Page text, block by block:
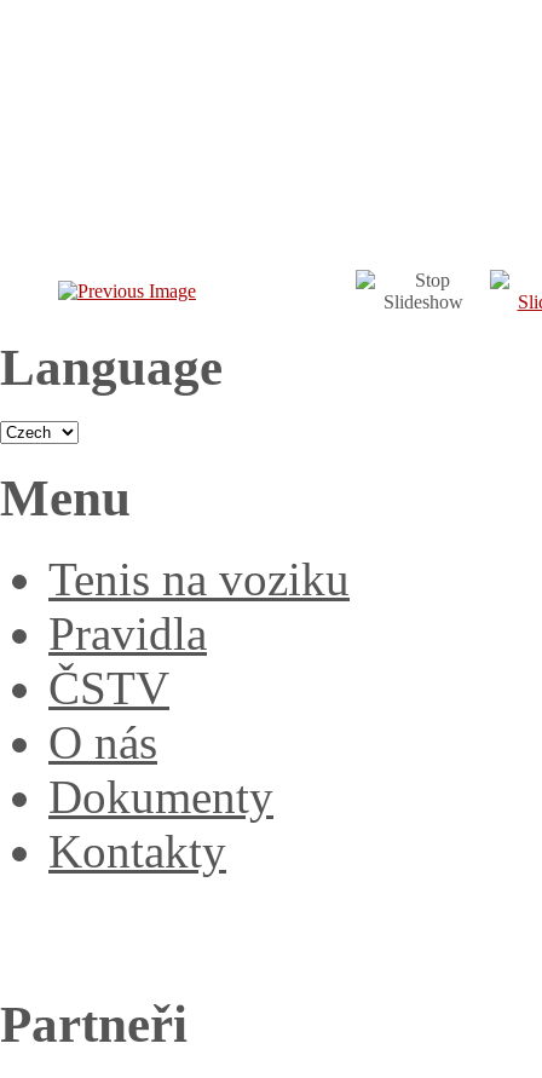
Language
Menu
Tenis na voziku
Pravidla
ČSTV
O nás
Dokumenty
Kontakty
Partneři